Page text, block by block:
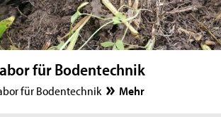
für Bodentechnik
für Bodentechnik Mehr